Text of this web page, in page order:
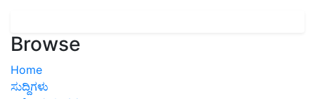
Browse
Home
ಸುದ್ದಿಗಳು